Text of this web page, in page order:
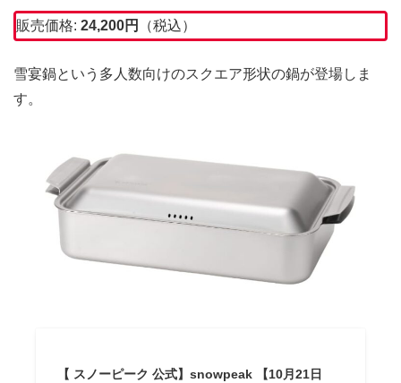
販売価格: 24,200円 （税込）
雪宴鍋という多人数向けのスクエア形状の鍋が登場しま
す。
【 スノーピーク 公式】snowpeak 【10月21日